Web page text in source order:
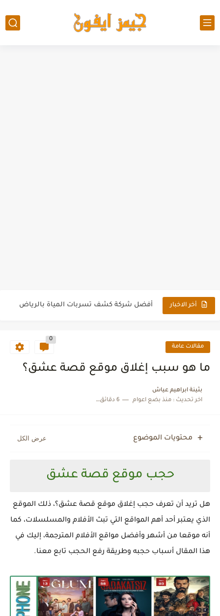
أخر الاخبار
كيفية تحويل رقم الواتس اب الى رابط مباشر مقالات عامة
0
ما هو سبب إغلاق موقع قصة عشق؟
بثينة ابراهيم عياش
اخر تحديث :منذ بضع اعوام 6 دقائق للقراءة
محتويات الموضوع
حجب موقع قصة عشق
هل تريد أن تعرف حجب إغلاق موقع قصة عشق؟، ذلك الموقع
الذي يعتبر أحد أهم المواقع التي تبث الأفلام والمسلسلات، كما
أنه موقعا من أشهر وأفضل مواقع الأفلام المترجمة، إليك في
هذا المقال أسباب حجبه وطريقة رفع الحجب تابع معنا.